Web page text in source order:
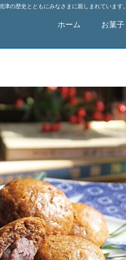
の歴史とともにみなさまに親しまれています。
ホーム お菓子